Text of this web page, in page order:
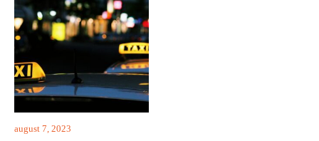
august 7, 2023